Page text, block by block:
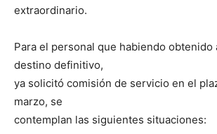
extraordinario.
Para el personal que habiendo obtenido
destino definitivo,
ya solicitó comisión de servicio en el
marzo, se
contemplan las siguientes situaciones: